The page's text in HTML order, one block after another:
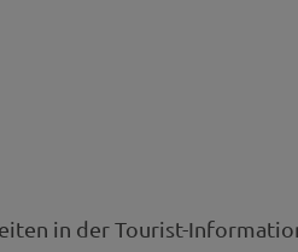
in der Tourist-